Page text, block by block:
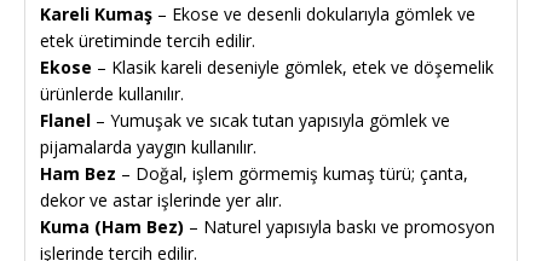
Kareli Kumaş – Ekose ve desenli dokularıyla gömlek ve
etek üretiminde tercih edilir.
Ekose – Klasik kareli deseniyle gömlek, etek ve döşemelik
ürünlerde kullanılır.
Flanel – Yumuşak ve sıcak tutan yapısıyla gömlek ve
pijamalarda yaygın kullanılır.
Ham Bez – Doğal, işlem görmemiş kumaş türü; çanta,
dekor ve astar işlerinde yer alır.
Kuma (Ham Bez) – Naturel yapısıyla baskı ve promosyon
işlerinde tercih edilir.